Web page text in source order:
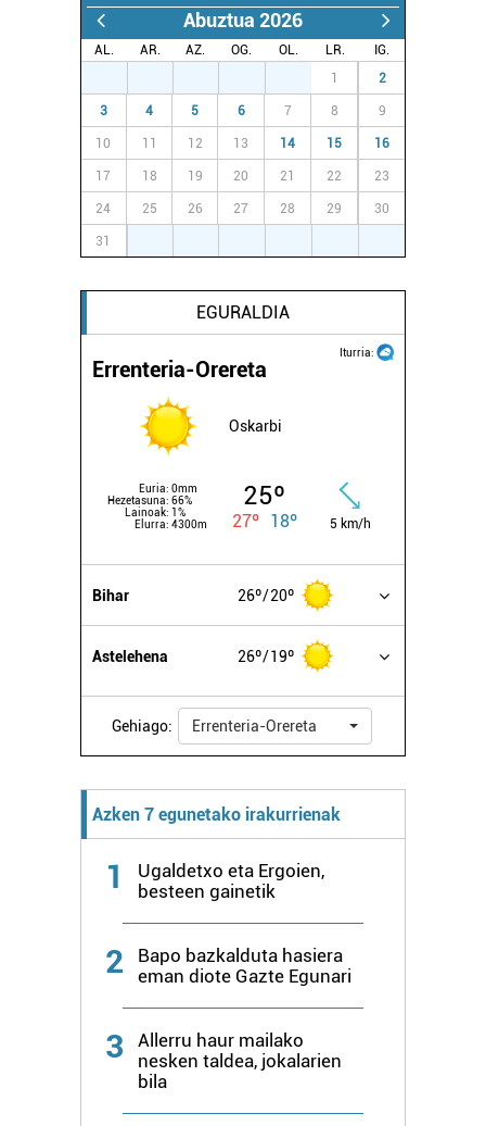
Abuztua 2026
AL. AR. AZ. OG. OL. LR.
IG.
1 2
3 4 5 6 7 8 9
10 11 12 13 14 15 16
17 18 19 20 21 22 23
24 25 26 27 28 29 30
31
EGURALDIA
Iturria:
Errenteria-Orereta
Oskarbi
Euria: 0mm
Hezetasuna: 66%
Lainoak: 1%
Elurra: 4300m
25º
27º 18º 5 km/h
Bihar 26º 20º
Astelehena 26º 19º
Gehiago: Errenteria-Orereta
Azken 7 egunetako irakurrienak
1
Ugaldetxo eta Ergoien,
besteen gainetik
2
Bapo bazkalduta hasiera
eman diote Gazte Egunari
3
Allerru haur mailako
nesken taldea, jokalarien
bila